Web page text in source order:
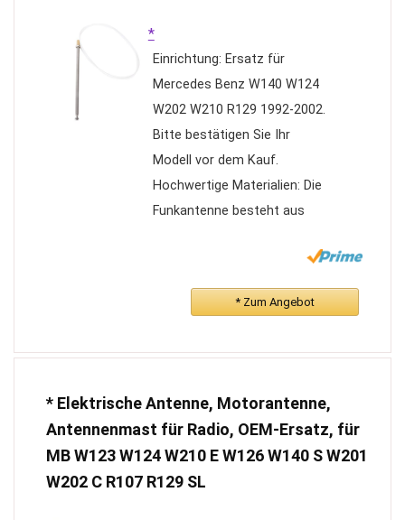
*
Einrichtung: Ersatz für
Mercedes Benz W140 W124
W202 W210 R129 1992-2002.
Bitte bestätigen Sie Ihr
Modell vor dem Kauf.
Hochwertige Materialien: Die
Funkantenne besteht aus
Verschleißfestigkeit aufweist,
nicht leicht zu rosten und
außerhalb des Autos müssen
machen.
Professionelles Design:
Nehmen Sie professionelles
Design und Herstellung in
* Zum Angebot
* Elektrische Antenne, Motorantenne,
Antennenmast für Radio, OEM-Ersatz, für
MB W123 W124 W210 E W126 W140 S W201
W202 C R107 R129 SL